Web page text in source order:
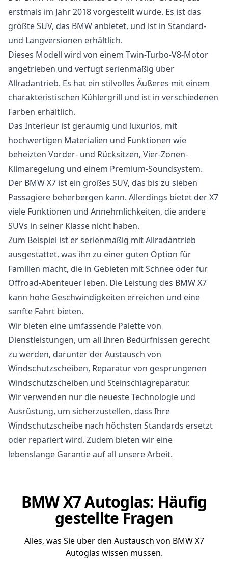
erstmals im Jahr 2018 vorgestellt wurde. Es ist das
größte SUV, das BMW anbietet, und ist in Standard-
und Langversionen erhältlich.
Dieses Modell wird von einem Twin-Turbo-V8-Motor
angetrieben und verfügt serienmäßig über
Allradantrieb. Es hat ein stilvolles Äußeres mit einem
charakteristischen Kühlergrill und ist in verschiedenen
Farben erhältlich.
Das Interieur ist geräumig und luxuriös, mit
hochwertigen Materialien und Funktionen wie
beheizten Vorder- und Rücksitzen, Vier-Zonen-
Klimaregelung und einem Premium-Soundsystem.
Der BMW X7 ist ein großes SUV, das bis zu sieben
Passagiere beherbergen kann. Allerdings bietet der X7
viele Funktionen und Annehmlichkeiten, die andere
SUVs in seiner Klasse nicht haben.
Zum Beispiel ist er serienmäßig mit Allradantrieb
ausgestattet, was ihn zu einer guten Option für
Familien macht, die in Gebieten mit Schnee oder für
Offroad-Abenteuer leben. Die Leistung des BMW X7
kann hohe Geschwindigkeiten erreichen und eine
sanfte Fahrt bieten.
Wir bieten eine umfassende Palette von
Dienstleistungen, um all Ihren Bedürfnissen gerecht
zu werden, darunter der Austausch von
Windschutzscheiben, Reparatur von gesprungenen
Windschutzscheiben und Steinschlagreparatur.
Wir verwenden nur die neueste Technologie und
Ausrüstung, um sicherzustellen, dass Ihre
Windschutzscheibe nach höchsten Standards ersetzt
oder repariert wird. Zudem bieten wir eine
lebenslange Garantie auf all unsere Arbeit.
BMW X7 Autoglas: Häufig
gestellte Fragen
Alles, was Sie über den Austausch von BMW X7
Autoglas wissen müssen.